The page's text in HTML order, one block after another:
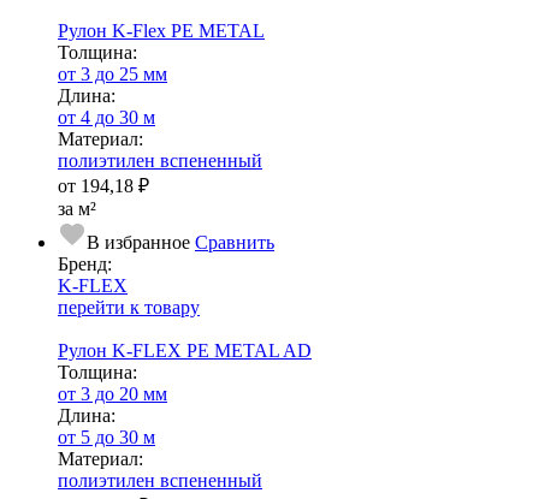
Рулон K-Flex PE METAL
Тол­щи­на:
от 3 до 25 мм
Длина:
от 4 до 30 м
Ма­­те­­ри­­ал:
полиэтилен вспененный
от 194,18 ₽
за м²
В избранное Сравнить
Бренд:
K-FLEX
перейти к товару
Рулон K-FLEX PE METAL AD
Тол­щи­на:
от 3 до 20 мм
Длина:
от 5 до 30 м
Ма­­те­­ри­­ал:
полиэтилен вспененный